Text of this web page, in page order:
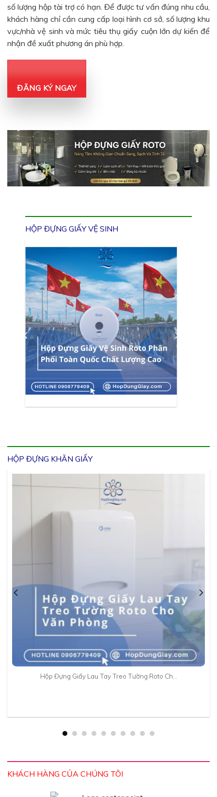
số lượng hộp tài trợ có hạn. Để được tư vấn đúng nhu cầu,
khách hàng chỉ cần cung cấp loại hình cơ sở, số lượng khu
vực/nhà vệ sinh và mức tiêu thụ giấy cuộn lớn dự kiến để
nhận đề xuất phương án phù hợp.
ĐĂNG KÝ NGAY
HỘP ĐỰNG GIẤY VỆ SINH
HỘP ĐỰNG KHĂN GIẤY
Hộp Đựng Giấy Lau Tay Treo Tường Roto Ch…
KHÁCH HÀNG CỦA CHÚNG TÔI